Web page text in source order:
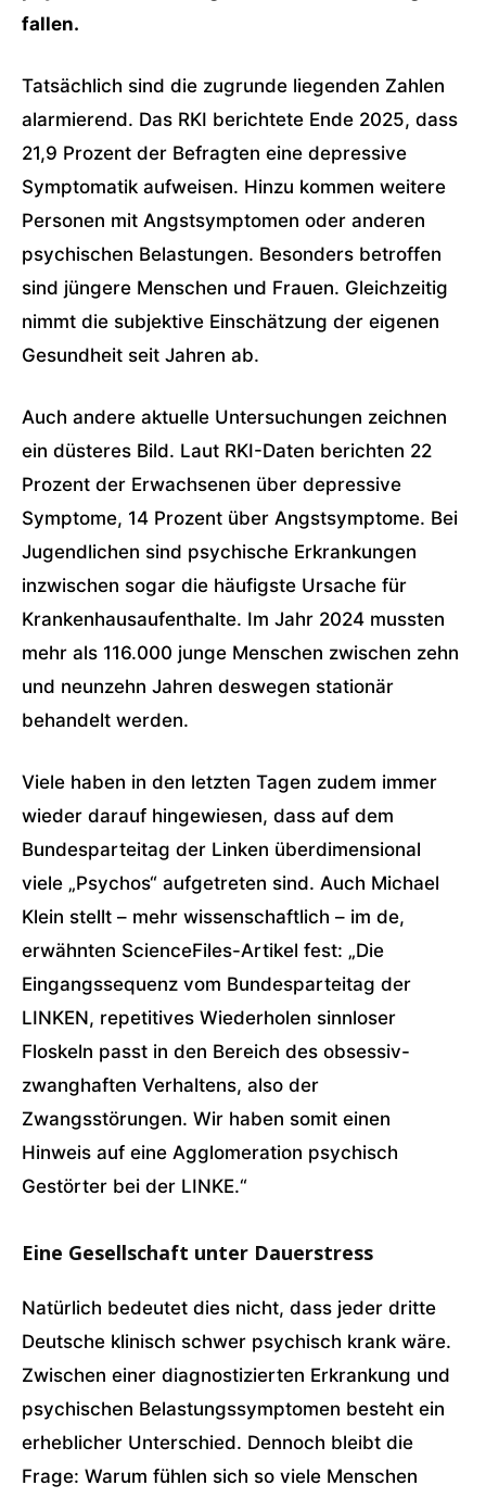
fallen.
Tatsächlich sind die zugrunde liegenden Zahlen
alarmierend. Das RKI berichtete Ende 2025, dass
21,9 Prozent der Befragten eine depressive
Symptomatik aufweisen. Hinzu kommen weitere
Personen mit Angstsymptomen oder anderen
psychischen Belastungen. Besonders betroffen
sind jüngere Menschen und Frauen. Gleichzeitig
nimmt die subjektive Einschätzung der eigenen
Gesundheit seit Jahren ab.
Auch andere aktuelle Untersuchungen zeichnen
ein düsteres Bild. Laut RKI-Daten berichten 22
Prozent der Erwachsenen über depressive
Symptome, 14 Prozent über Angstsymptome. Bei
Jugendlichen sind psychische Erkrankungen
inzwischen sogar die häufigste Ursache für
Krankenhausaufenthalte. Im Jahr 2024 mussten
mehr als 116.000 junge Menschen zwischen zehn
und neunzehn Jahren deswegen stationär
behandelt werden.
Viele haben in den letzten Tagen zudem immer
wieder darauf hingewiesen, dass auf dem
Bundesparteitag der Linken überdimensional
viele „Psychos“ aufgetreten sind. Auch Michael
Klein stellt – mehr wissenschaftlich – im de,
erwähnten ScienceFiles-Artikel fest: „Die
Eingangssequenz vom Bundesparteitag der
LINKEN, repetitives Wiederholen sinnloser
Floskeln passt in den Bereich des obsessiv-
zwanghaften Verhaltens, also der
Zwangsstörungen. Wir haben somit einen
Hinweis auf eine Agglomeration psychisch
Gestörter bei der LINKE.“
Eine Gesellschaft unter Dauerstress
Natürlich bedeutet dies nicht, dass jeder dritte
Deutsche klinisch schwer psychisch krank wäre.
Zwischen einer diagnostizierten Erkrankung und
psychischen Belastungssymptomen besteht ein
erheblicher Unterschied. Dennoch bleibt die
Frage: Warum fühlen sich so viele Menschen